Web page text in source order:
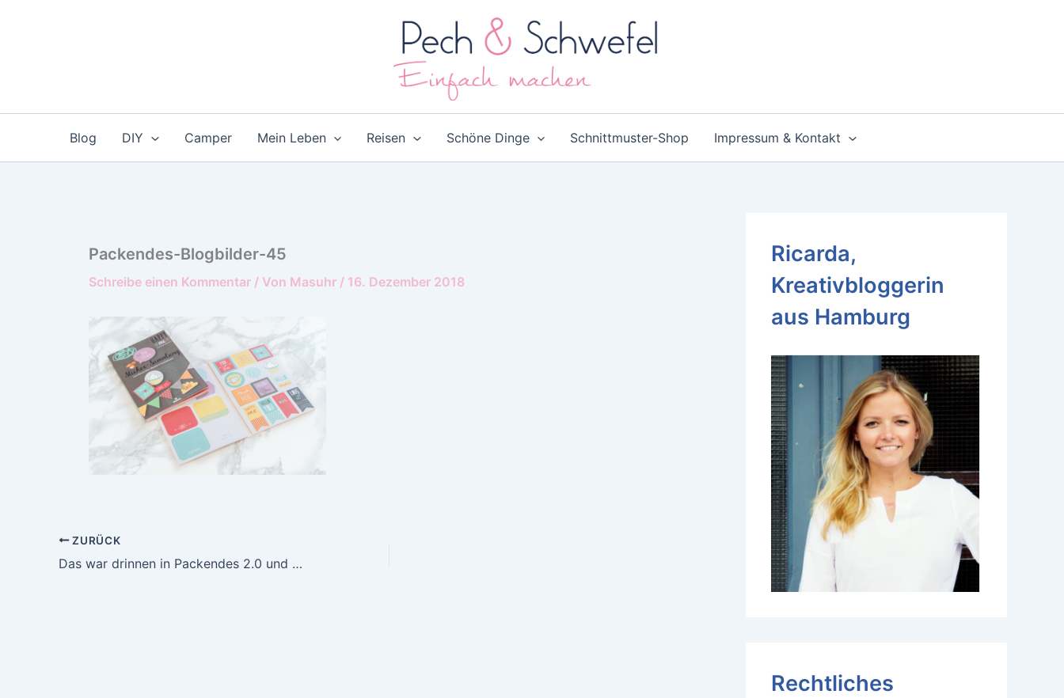
Blog DIY Camper Mein Leben Reisen Schöne Dinge Schnittmuster-Shop Impressum & Kontakt
Packendes-Blogbilder-45
Schreibe einen Kommentar / Von Masuhr / 16. Dezember 2018
ZURÜCK
Das war drinnen in Packendes 2.0 und ein Last Minute Gewinnspiel!
Ricarda,
Kreativbloggerin
aus Hamburg
Rechtliches